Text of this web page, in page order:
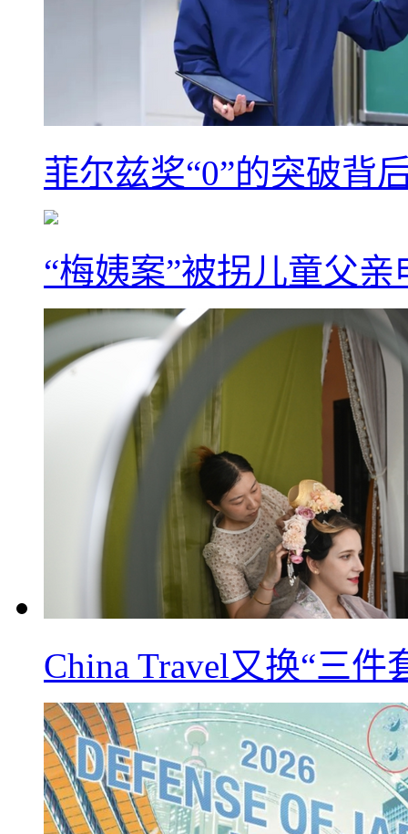
菲尔兹奖“0”的突破背
“梅姨案”被拐儿童父
China Travel又换“三